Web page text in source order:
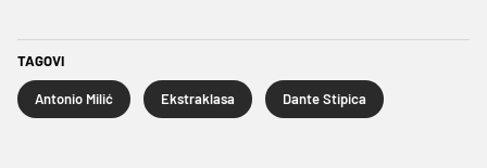
TAGOVI
Antonio Milić Ekstraklasa Dante Stipica